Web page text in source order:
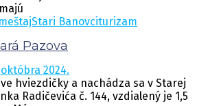
Stari Banovciturizam
Pazova
2024.
hviezdičky a nachádza sa v Starej
Radičevića č. 144, vzdialený je 1,5